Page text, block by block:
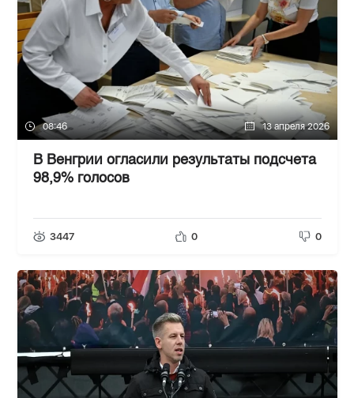
08:46 13 апреля 2026
В Венгрии огласили результаты подсчета
98,9% голосов
3447 0 0